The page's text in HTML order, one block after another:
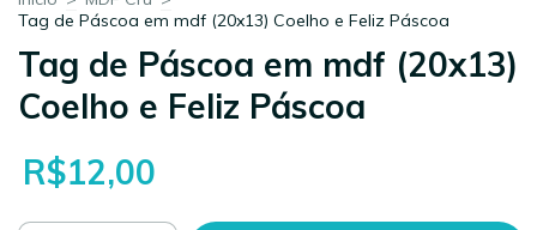
Tag de Páscoa em mdf (20x13) Coelho e Feliz Páscoa
Tag de Páscoa em mdf (20x13)
Coelho e Feliz Páscoa
R$12,00